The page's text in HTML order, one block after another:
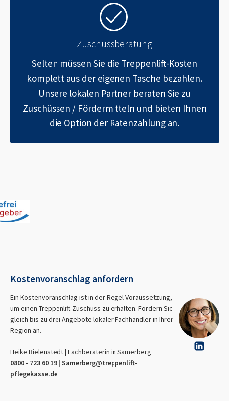
Zuschussberatung
Selten müssen Sie die Treppenlift-Kosten
komplett aus der eigenen Tasche bezahlen.
Unsere lokalen Partner beraten Sie zu
Zuschüssen / Fördermitteln und bieten Ihnen
die Option der Ratenzahlung an.
Kostenvoranschlag anfordern
Ein Kostenvoranschlag ist in der Regel Voraussetzung,
um einen Treppenlift-Zuschuss zu erhalten. Fordern Sie
gleich bis zu drei Angebote lokaler Fachhändler in Ihrer
Region an.
Heike Bielenstedt | Fachberaterin in Samerberg
0800 - 723 60 19 | Samerberg@treppenlift-
pflegekasse.de